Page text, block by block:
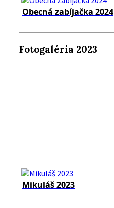
Obecná zabíjačka 2024
Fotogaléria 2023
Mikuláš 2023